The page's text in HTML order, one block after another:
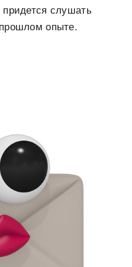
слушать
опыте.